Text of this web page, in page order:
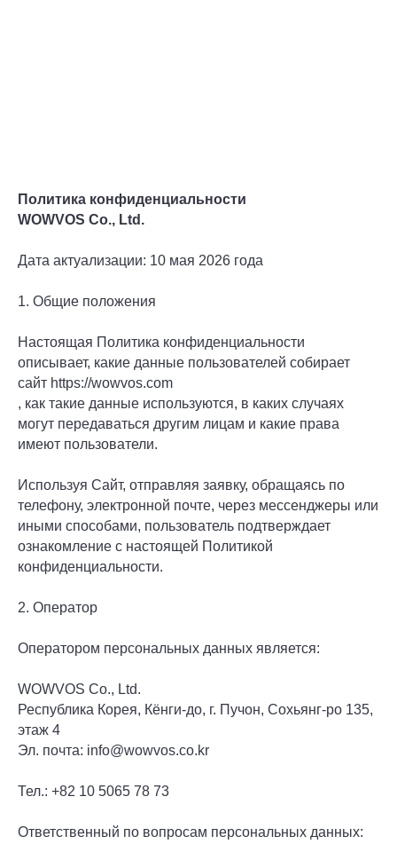
Политика конфиденциальности
WOWVOS Co., Ltd.
Дата актуализации: 10 мая 2026 года
1. Общие положения
Настоящая Политика конфиденциальности
описывает, какие данные пользователей собирает
сайт https://wowvos.com
, как такие данные используются, в каких случаях
могут передаваться другим лицам и какие права
имеют пользователи.
Используя Сайт, отправляя заявку, обращаясь по
телефону, электронной почте, через мессенджеры или
иными способами, пользователь подтверждает
ознакомление с настоящей Политикой
конфиденциальности.
2. Оператор
Оператором персональных данных является:
WOWVOS Co., Ltd.
Республика Корея, Кёнги-до, г. Пучон, Сохьянг-ро 135,
этаж 4
Эл. почта: info@wowvos.co.kr
Тел.: +82 10 5065 78 73
Ответственный по вопросам персональных данных: